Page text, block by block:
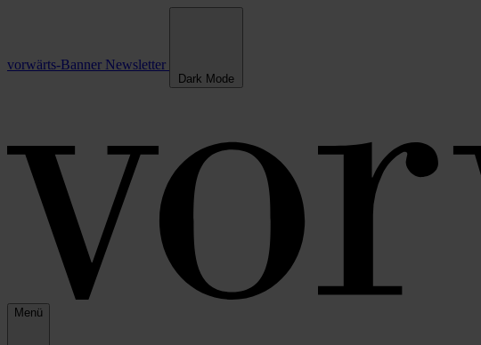
vorwärts-Banner Newsletter
Dark Mode
Menü